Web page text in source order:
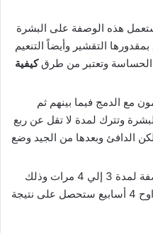
هذه الوصفة على البشرة
التقشير وأيضاً التنعيم
الحساسة وتعتبر من طرقكيفية
مع الدمج فيما بينهم ثم
وتترك لمدة لا تقل عن ربع
الدافئ وبعدها من الجيد وضع
إذا قمت بتكرار هذه الوصفة لمدة 3 إلي 4 مرات وذلك
في الأسبوع الواحد ولفترة تتراوح 4 أسابيع ستحصل على نتيجة